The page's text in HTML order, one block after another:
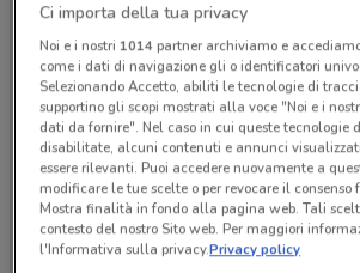
Ci dispiace, al momento non
volantini nella tua zona.
Ci importa della tua privacy
Noi e i nostri 1014partner archiviamo e
come i dati di navigazione gli o identificatori
Selezionando Accetto, abiliti le tecnologie di
supportino gli scopi mostrati alla voce "Noi e i
dati da fornire". Nel caso in cui queste tecnologie
disabilitate, alcuni contenuti e annunci
essere rilevanti. Puoi accedere nuovamente a
modificare le tue scelte o per revocare il
Mostra finalità in fondo alla pagina web. Tali
contesto del nostro Sito web. Per maggiori
l'Informativa sulla privacy.Privacy policy